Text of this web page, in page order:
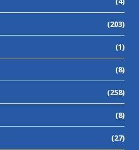
(203)
(1)
(8)
(258)
(8)
(27)